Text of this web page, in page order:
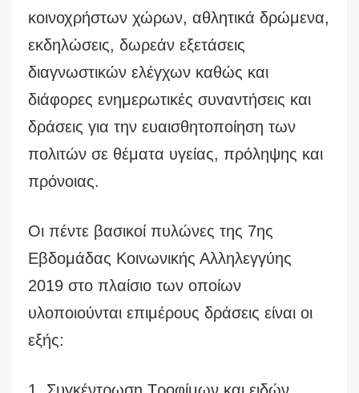
κοινοχρήστων χώρων, αθλητικά δρώμενα,
εκδηλώσεις, δωρεάν εξετάσεις
διαγνωστικών ελέγχων καθώς και
διάφορες ενημερωτικές συναντήσεις και
δράσεις για την ευαισθητοποίηση των
πολιτών σε θέματα υγείας, πρόληψης και
πρόνοιας.
Οι πέντε βασικοί πυλώνες της 7ης
Εβδομάδας Κοινωνικής Αλληλεγγύης
2019 στο πλαίσιο των οποίων
υλοποιούνται επιμέρους δράσεις είναι οι
εξής:
1. Συγκέντρωση Τροφίμων και ειδών